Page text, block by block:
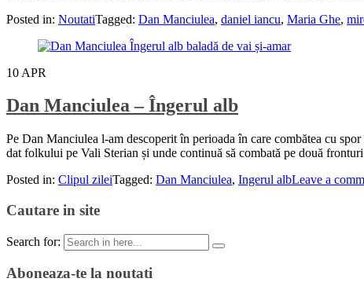
Posted in: NoutatiTagged: Dan Manciulea, daniel iancu, Maria Ghe,
10 APR
Dan Manciulea – Îngerul alb
Pe Dan Manciulea l-am descoperit în perioada în care combătea cu
dat folkului pe Vali Sterian și unde continuă să combată pe două
Posted in: Clipul zileiTagged: Dan Manciulea, Ingerul albLeave a
Cautare in site
Search for:
Aboneaza-te la noutati